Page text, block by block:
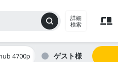
詳細
検索
4700p ゲスト